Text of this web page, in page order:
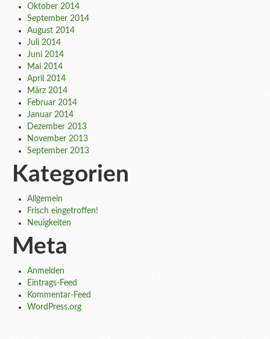
Oktober 2014
September 2014
August 2014
Juli 2014
Juni 2014
Mai 2014
April 2014
März 2014
Februar 2014
Januar 2014
Dezember 2013
November 2013
September 2013
Kategorien
Allgemein
Frisch eingetroffen!
Neuigkeiten
Meta
Anmelden
Eintrags-Feed
Kommentar-Feed
WordPress.org